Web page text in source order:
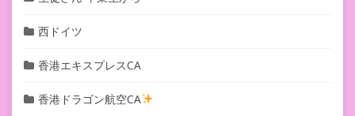
西ドイツ
香港エキスプレスCA
香港ドラゴン航空CA